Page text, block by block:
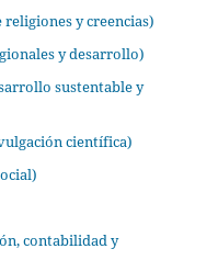
religiones y creencias)
y desarrollo)
sustentable y
científica)
contabilidad y